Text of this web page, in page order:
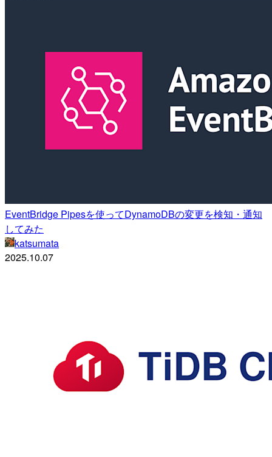
EventBridge Pipesを使ってDynamoDBの変更を検知・通知
してみた
katsumata
2025.10.07